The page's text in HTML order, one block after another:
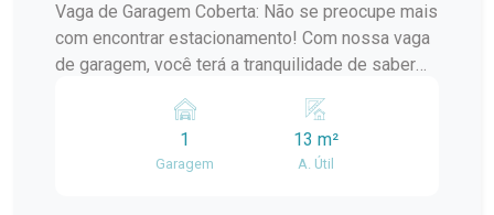
Vaga de Garagem Coberta: Não se preocupe mais
com encontrar estacionamento! Com nossa vaga
de garagem, você terá a tranquilidade de saber
intempéries e seguro em nosso condomínio.
Localização Privilegiada: Situado na Rua
Almirante Barroso, próximo à renomada
1
Garagem
13 m²
A. Útil